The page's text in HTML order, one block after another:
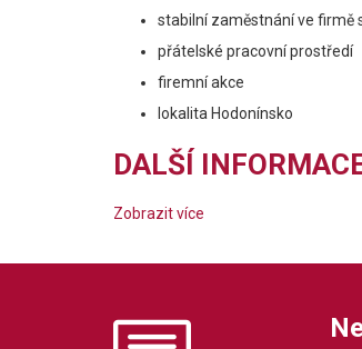
stabilní zaměstnání ve firmě
přátelské pracovní prostředí
firemní akce
lokalita Hodonínsko
DALŠÍ
Zobrazit více